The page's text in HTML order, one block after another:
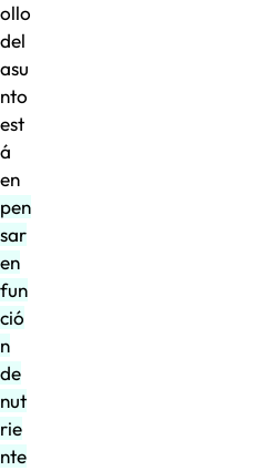
ollo
del
asu
nto
est
á
en
pen
sar
en
fun
ció
n
de
nut
rie
nte